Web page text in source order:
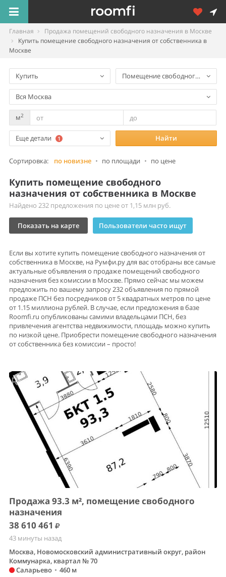
Главная
Продажа помещений свободного назначения в Москве
Купить помещение свободного назначения от собственника в
Москве
Купить Помещение свободного
Вся Москва
м2
Еще детали 1 Найти
Сортировка: по новизне • по площади • по цене
Купить помещение свободного
назначения от собственника в Москве
Найдено 232 предложения по цене от 1,15 млн руб.
Показать на карте Пользователи часто ищут
Если вы хотите купить помещение свободного назначения от
собственника в Москве, на Румфи.ру для вас отобраны все самые
актуальные объявления о продаже помещений свободного
назначения без комиссии в Москве. Прямо сейчас мы можем
предложить по вашему запросу 232 объявления по прямой
продаже ПСН без посредников от 5 квадратных метров по цене
от 1.15 миллиона рублей. В случае, если предложения в базе
Roomfi.ru опубликованы самими владельцами ПСН, без
привлечения агентства недвижимости, площадь можно купить
по низкой цене. Приобрести помещение свободного назначения
от собственника без комиссии – просто!
Продажа 93.3 м², помещение свободного
назначения
38 610 461
43 минуты назад
Москва, Новомосковский административный округ, район
Коммунарка, квартал № 70
Саларьево • 460 м